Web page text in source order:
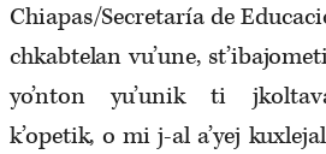
Chiapas/Secretaría de
chkabtelan vu’une,
yo’nton yu’unik ti
k’opetik, o mi j-al a’yej